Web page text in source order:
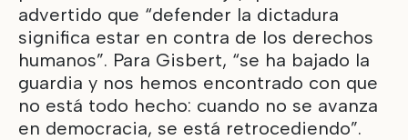
advertido que “defender la dictadura
significa estar en contra de los derechos
humanos”. Para Gisbert, “se ha bajado la
guardia y nos hemos encontrado con que
no está todo hecho: cuando no se avanza
en democracia, se está retrocediendo”.